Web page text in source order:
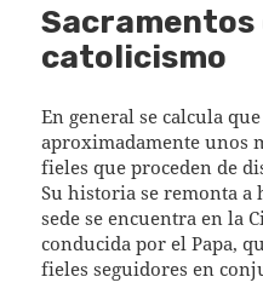
Sacramentos
catolicismo
En general se calcula
aproximadamente unos
fieles que proceden de
Su historia se remonta a
sede se encuentra en la
conducida por el Papa,
fieles seguidores en